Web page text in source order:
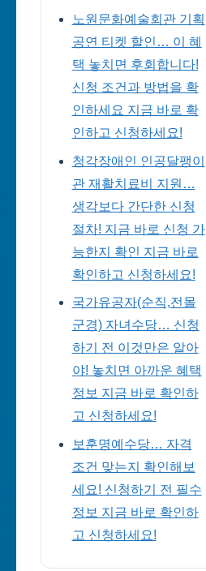
노원문화예술회관 기획
공연 티켓 할인… 이 혜
택 놓치면 후회합니다!
신청 조건과 방법을 확
인하세요 지금 바로 확
인하고 신청하세요!
청각장애인 인공달팽이
관 재활치료비 지원…
생각보다 간단한 신청
절차! 지금 바로 신청 가
능한지 확인 지금 바로
확인하고 신청하세요!
국가유공자(순직,전몰
군경) 자녀수당… 신청
하기 전 이것만은 알아
야! 놓치면 아까운 혜택
정보 지금 바로 확인하
고 신청하세요!
보훈명예수당… 자격
조건 맞는지 확인해보
세요! 신청하기 전 필수
정보 지금 바로 확인하
고 신청하세요!